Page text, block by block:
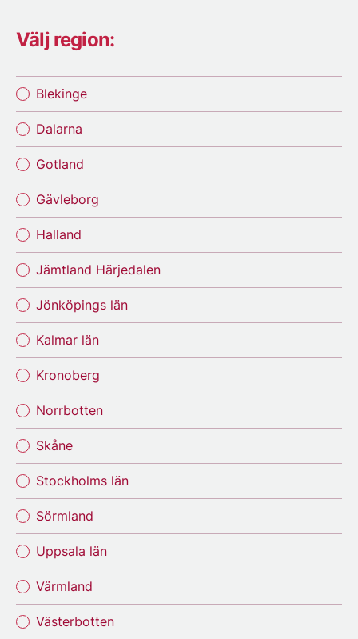
Välj region:
Blekinge
Dalarna
Gotland
Gävleborg
Halland
Jämtland Härjedalen
Jönköpings län
Kalmar län
Kronoberg
Norrbotten
Skåne
Stockholms län
Sörmland
Uppsala län
Värmland
Västerbotten